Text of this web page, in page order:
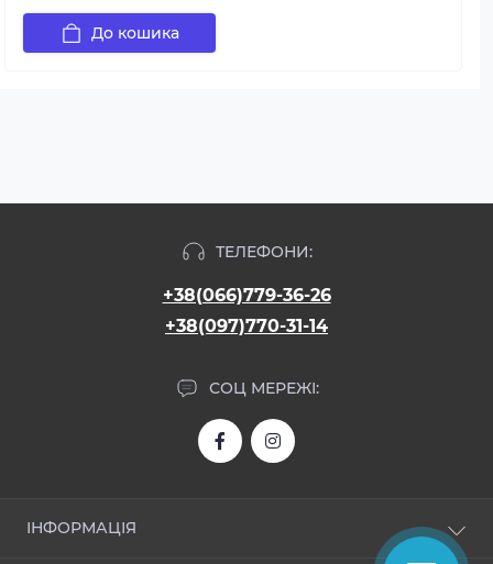
До кошика
ТЕЛЕФОНИ:
+38(066)779-36-26
+38(097)770-31-14
СОЦ МЕРЕЖІ:
ІНФОРМАЦІЯ